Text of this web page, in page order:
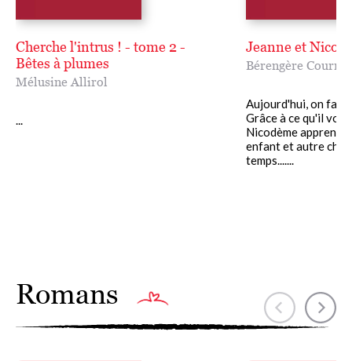
Cherche l'intrus ! - tome 2 -
Bêtes à plumes
Mélusine Allirol
...
Jeanne et
Bérengère
Aujourd'hui, on fait
Grâce à ce qu'il voit
Nicodème apprend
enfant et autre
temps.......
Romans